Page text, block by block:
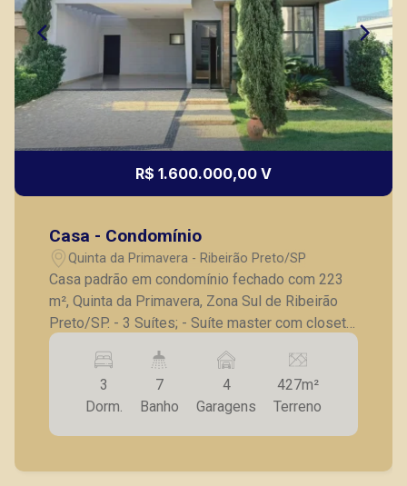
R$ 1.600.000,00 V
Casa - Condomínio
Quinta da Primavera - Ribeirão Preto/SP
Casa padrão em condomínio fechado com 223
m², Quinta da Primavera, Zona Sul de Ribeirão
Preto/SP. - 3 Suítes; - Suíte master com closet
e banheiro duplo; - Roupeiro no corredor íntimo;
- Sala para 2 ambientes; - Home TV / escritório
independente; - Lavabo; - Cozinha separada da
área de churrasco; - Lavanderia; - Corredores
laterais em ambos os lados; - Área de churrasco
apoio para área externa; - Quintal amplo; -4
3
Dorm.
7
Banho
4
Garagens
427m²
Terreno